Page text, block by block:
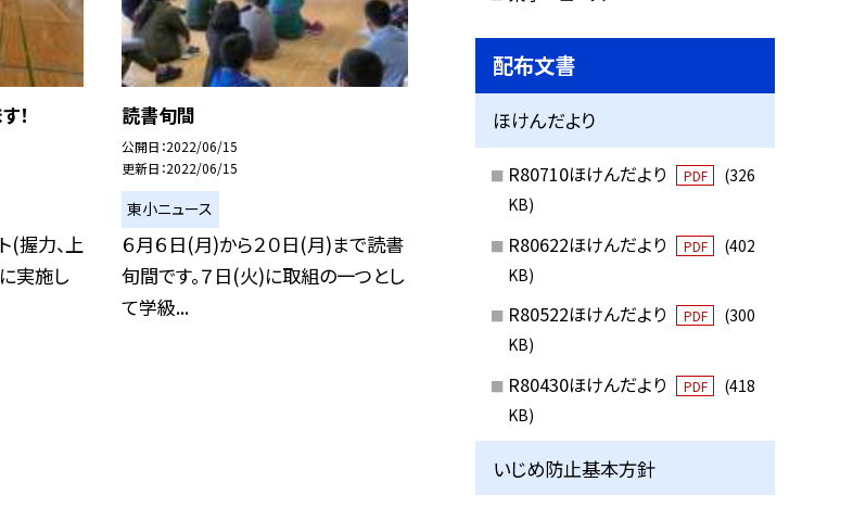
！
(握力、上
実施し
読書旬間
公開日 2022/06/15
更新日 2022/06/15
東小ニュース
６月６日(月)から２０日(月)まで読書
旬間です。７日(火)に取組の一つとし
て学級...
配布文書
ほけんだより
R80710ほけんだより PDF
(326
KB)
R80622ほけんだより PDF
(402
KB)
R80522ほけんだより PDF
(300
KB)
R80430ほけんだより PDF
(418
KB)
いじめ防止基本方針